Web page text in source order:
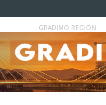
GRADIMO REGION